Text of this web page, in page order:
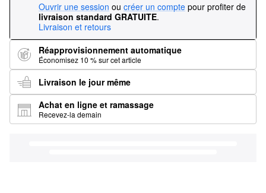
Ouvrir une session ou créer un compte pour profiter de
livraison standard GRATUITE.
Livraison et retours
Réapprovisionnement automatique
Économisez 10 % sur cet article
Livraison le jour même
Achat en ligne et ramassage
Recevez-la demain